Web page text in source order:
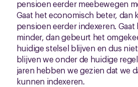
pensioen eerder meebewegen
Gaat het economisch beter, dan
pensioen eerder indexeren.
minder, dan gebeurt het
huidige stelsel blijven en dus
blijven we onder de huidige
jaren hebben we gezien dat we
kunnen indexeren.